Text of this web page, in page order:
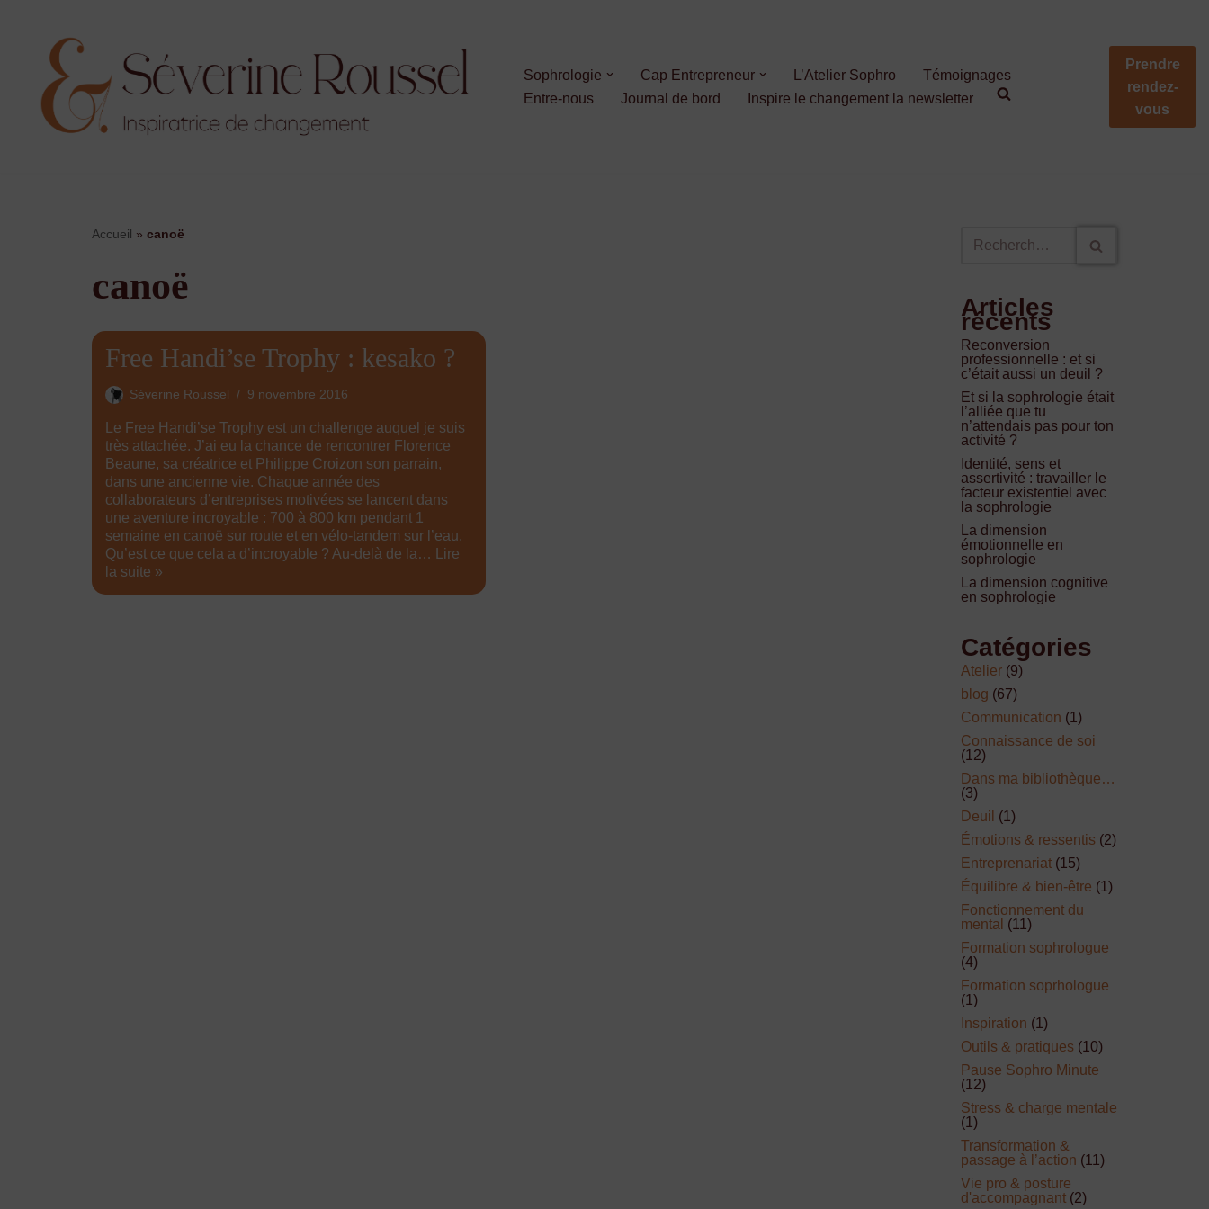
contenu
Sophrologie Cap Entrepreneur L’Atelier Sophro
Témoignages
Entre-nous
Journal de bord Inspire le changement la newsletter
Prendre
rendez-
vous
Accueil » canoë
canoë
Free Handi’se Trophy : kesako ?
Séverine Roussel 9 novembre 2016
Le Free Handi’se Trophy est un challenge auquel je suis
très attachée. J’ai eu la chance de rencontrer Florence
Beaune, sa créatrice et Philippe Croizon son parrain,
dans une ancienne vie. Chaque année des
collaborateurs d’entreprises motivées se lancent dans
une aventure incroyable : 700 à 800 km pendant 1
semaine en canoë sur route et en vélo-tandem sur l’eau.
Qu’est ce que cela a d’incroyable ? Au-delà de la…
Lire
la suite »
Articles
récents
Reconversion
professionnelle : et si
c’était aussi un deuil ?
Et si la sophrologie était
l’alliée que tu
n’attendais pas pour ton
activité ?
Identité, sens et
assertivité : travailler le
facteur existentiel avec
la sophrologie
La dimension
émotionnelle en
sophrologie
La dimension cognitive
en sophrologie
Catégories
Atelier (9)
blog (67)
Communication (1)
Connaissance de soi
(12)
Dans ma bibliothèque…
(3)
Deuil (1)
Émotions & ressentis (2)
Entreprenariat (15)
Équilibre & bien-être (1)
Fonctionnement du
mental (11)
Formation sophrologue
(4)
Formation soprhologue
(1)
Inspiration (1)
Outils & pratiques (10)
Pause Sophro Minute
(12)
Stress & charge mentale
(1)
Transformation &
passage à l’action (11)
Vie pro & posture
d'accompagnant (2)